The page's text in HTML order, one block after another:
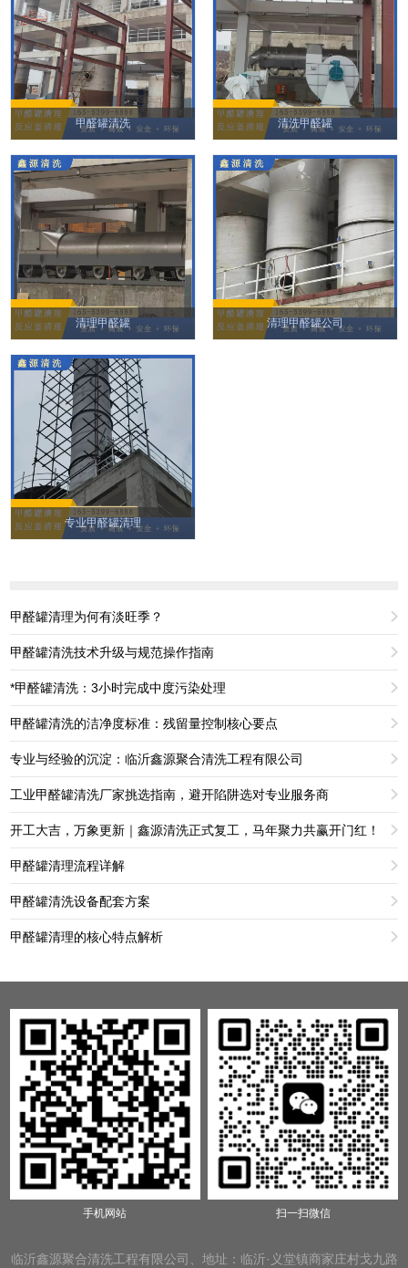
甲醛罐清洗 清洗甲醛罐
清理甲醛罐 清理甲醛罐公司
专业甲醛罐清理
甲醛罐清理为何有淡旺季？
甲醛罐清洗技术升级与规范操作指南
*甲醛罐清洗：3小时完成中度污染处理
甲醛罐清洗的洁净度标准：残留量控制核心要点
专业与经验的沉淀：临沂鑫源聚合清洗工程有限公司
工业甲醛罐清洗厂家挑选指南，避开陷阱选对专业服务商
开工大吉，万象更新｜鑫源清洗正式复工，马年聚力共赢开门红！
甲醛罐清理流程详解
甲醛罐清洗设备配套方案
甲醛罐清理的核心特点解析
手机网站 扫一扫微信
临沂鑫源聚合清洗工程有限公司、地址：临沂·义堂镇商家庄村戈九路